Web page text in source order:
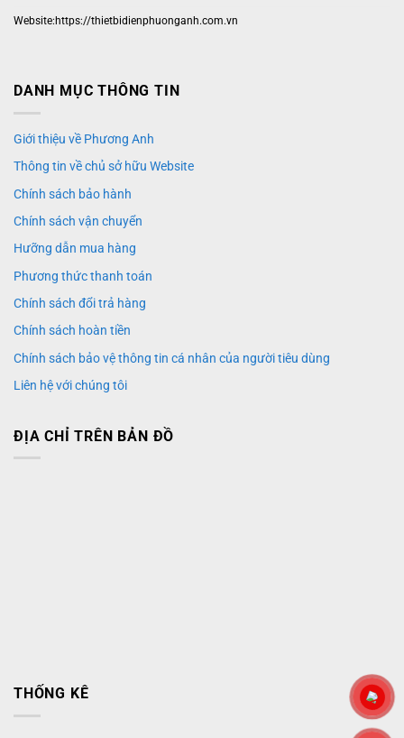
Website:https://thietbidienphuonganh.com.vn
DANH MỤC THÔNG TIN
Giới thiệu về Phương Anh
Thông tin về chủ sở hữu Website
Chính sách bảo hành
Chính sách vận chuyển
Hưỡng dẫn mua hàng
Phương thức thanh toán
Chính sách đổi trả hàng
Chính sách hoàn tiền
Chính sách bảo vệ thông tin cá nhân của người tiêu dùng
Liên hệ với chúng tôi
ĐỊA CHỈ TRÊN BẢN ĐỒ
THỐNG KÊ